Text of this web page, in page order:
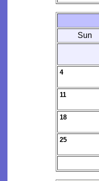
Sun
4
11
18
25